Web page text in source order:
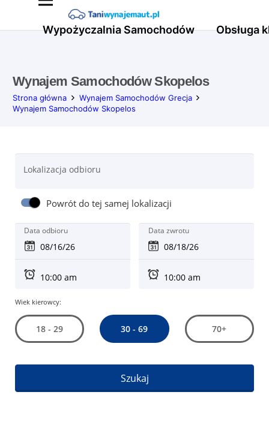
Wypożyczalnia Samochodów Obsługa
Wynajem Samochodów Skopelos
Strona główna
Wynajem Samochodów Grecja
Wynajem Samochodów Skopelos
Lokalizacja odbioru
Powrót do tej samej lokalizacji
Data odbioru Data zwrotu
Wiek kierowcy:
18 - 29 30 - 69 70+
Szukaj